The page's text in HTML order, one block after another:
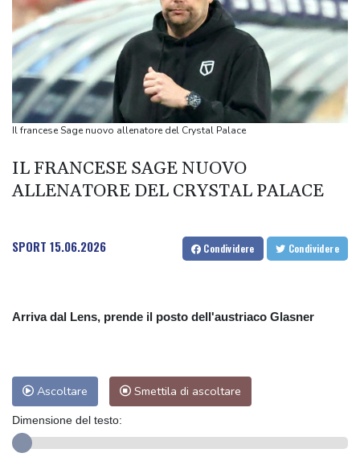
Il gas in forte rialzo (+6%) a 55 euro al Megawattora
Il gas in forte rialzo (+6%) a 55 euro al Megawattora
Borsa: l'Europa conclude in tenuta, fiacca Londra
Borsa: l'Europa conclude in tenuta, fiacca Londra
Generali chiude il primo semestre con un utile di 2,5 miliardi
Il francese Sage nuovo allenatore del Crystal Palace
IL FRANCESE SAGE NUOVO
ALLENATORE DEL CRYSTAL PALACE
SPORT 15.06.2026 Condividere Condividere
Arriva dal Lens, prende il posto dell'austriaco Glasner
Ascoltare Smettila di ascoltare
Dimensione del testo: